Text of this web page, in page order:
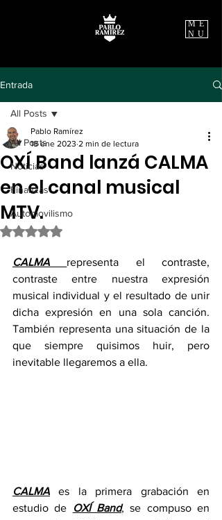
ME
NU
Entrada
All Posts
Noticias
Finanzas
Automovilismo
All Posts
OXÍ Band lanzá CALMA
en el canal musical
MTV.
Pablo Ramírez
18 ene 2023 2 min de lectura
Obtuvo NaN de 5 estrellas.
CALMA representa el contraste,
contraste entre nuestra expresión
musical individual y el resultado de unir
dicha expresión en una sola canción.
También representa una situación de la
que siempre quisimos huir, pero
inevitable llegaremos a ella.
CALMA es la primera grabación en
estudio de
OXÍ Band, se compuso en